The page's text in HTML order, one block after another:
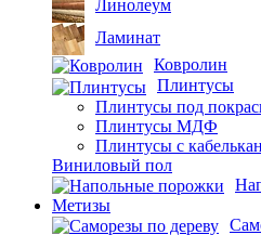
Линолеум
Ламинат
Ковролин
Плинтусы
Плинтусы под
Плинтусы МДФ
Плинтусы с
Виниловый пол
Метизы